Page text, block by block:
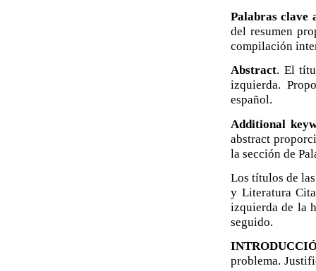
Palabras clave
del resumen
compilación
Abstract. El
izquierda.
español.
Additional
abstract
la sección de
Los títulos de
y Literatura
izquierda de la
seguido.
problema.